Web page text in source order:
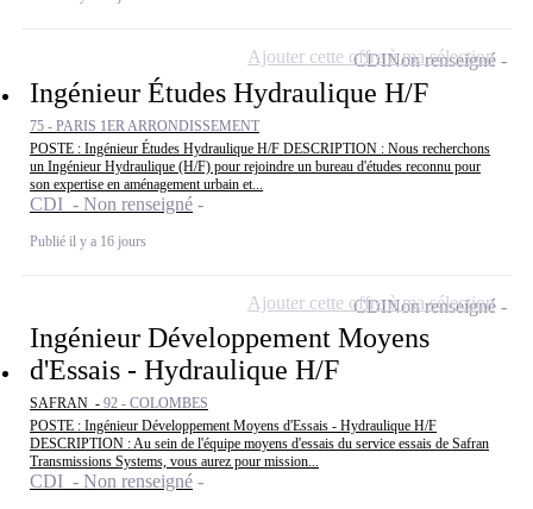
Ingénieur Études Hydraulique H/F
75 - PARIS 1ER ARRONDISSEMENT
POSTE : Ingénieur Études Hydraulique H/F DESCRIPTION : Nous recherchons
un Ingénieur Hydraulique (H/F) pour rejoindre un bureau d'études reconnu pour
son expertise en aménagement urbain et...
CDI - Non renseigné
Publié il y a 16 jours
CDINon renseigné
Ajouter cette offre à ma sélection
Ingénieur Développement Moyens
d'Essais - Hydraulique H/F
SAFRAN - 92 - COLOMBES
POSTE : Ingénieur Développement Moyens d'Essais - Hydraulique H/F
DESCRIPTION : Au sein de l'équipe moyens d'essais du service essais de Safran
Transmissions Systems, vous aurez pour mission...
CDI - Non renseigné
CDINon renseigné
Ajouter cette offre à ma sélection